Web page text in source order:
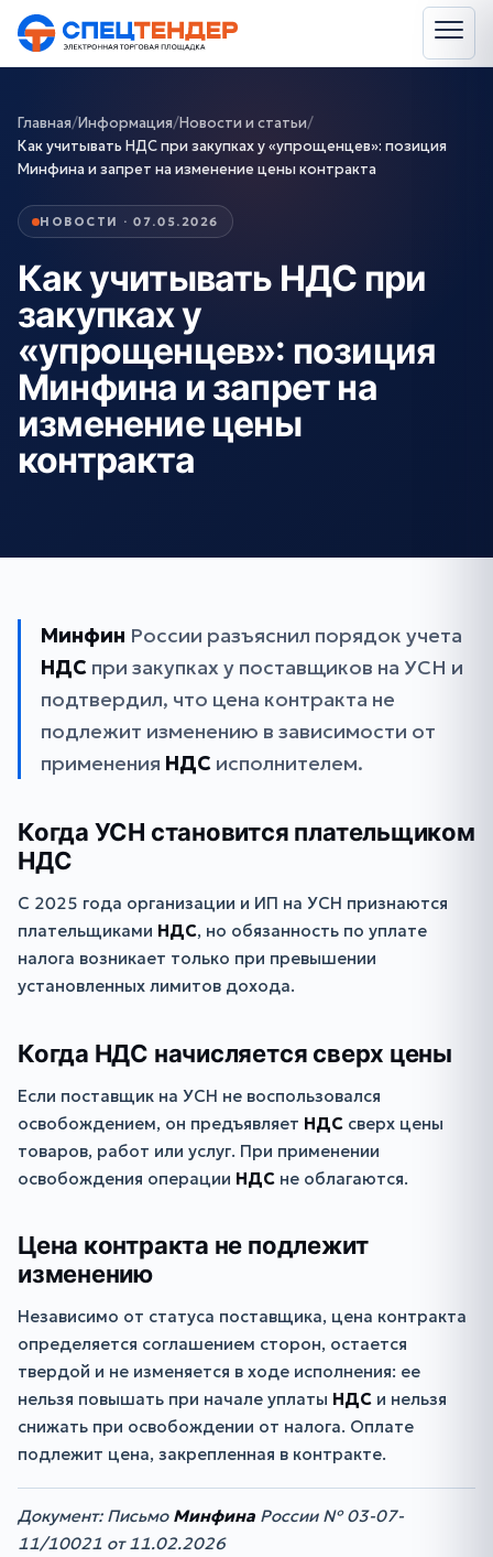
Главная/Информация/Новости и статьи/
Как учитывать НДС при закупках у «упрощенцев»: позиция
Минфина и запрет на изменение цены контракта
НОВОСТИ · 07.05.2026
Как учитывать НДС при
закупках у
«упрощенцев»: позиция
Минфина и запрет на
изменение цены
контракта
Минфин России разъяснил порядок учета
НДС при закупках у поставщиков на УСН и
подтвердил, что цена контракта не
подлежит изменению в зависимости от
применения НДС исполнителем.
Когда УСН становится плательщиком
НДС
С 2025 года организации и ИП на УСН признаются
плательщиками НДС, но обязанность по уплате
налога возникает только при превышении
установленных лимитов дохода.
Когда НДС начисляется сверх цены
Если поставщик на УСН не воспользовался
освобождением, он предъявляет НДС сверх цены
товаров, работ или услуг. При применении
освобождения операции НДС не облагаются.
Цена контракта не подлежит
изменению
Независимо от статуса поставщика, цена контракта
определяется соглашением сторон, остается
твердой и не изменяется в ходе исполнения: ее
нельзя повышать при начале уплаты НДС и нельзя
снижать при освобождении от налога. Оплате
подлежит цена, закрепленная в контракте.
Документ: Письмо Минфина России № 03-07-
11/10021 от 11.02.2026